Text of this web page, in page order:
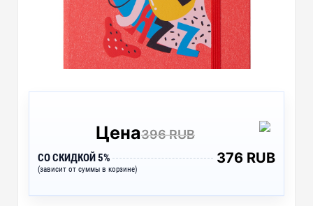
Цена396 RUB
СО СКИДКОЙ 5%
(зависит от суммы в корзине)
376 RUB